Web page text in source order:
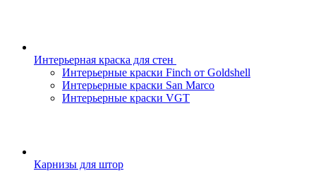
Интерьерная краска для стен
Интерьерные краски Finch от Goldshell
Интерьерные краски San Marco
Интерьерные краски VGT
Карнизы для штор